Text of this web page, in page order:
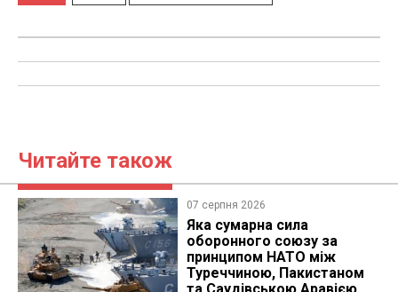
Читайте також
07 серпня 2026
Яка сумарна сила
оборонного союзу за
принципом НАТО між
Туреччиною, Пакистаном